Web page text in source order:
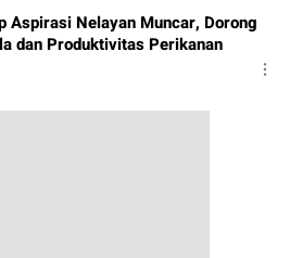
Aspirasi Nelayan Muncar, Dorong
dan Produktivitas Perikanan